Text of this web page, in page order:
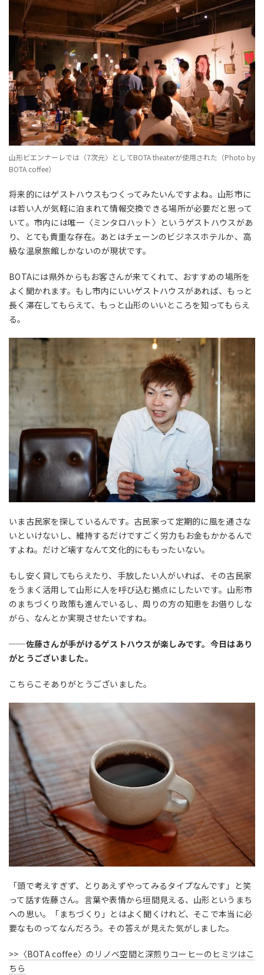
山形ビエンナーレでは〈7次元〉としてBOTA theaterが使用された（Photo by
BOTA coffee）
将来的にはゲストハウスもつくってみたいんですよね。山形市に
は若い人が気軽に泊まれて情報交換できる場所が必要だと思って
いて。市内には唯一〈ミンタロハット〉というゲストハウスがあ
り、とても貴重な存在。あとはチェーンのビジネスホテルか、高
級な温泉旅館しかないのが現状です。
BOTAには県外からもお客さんが来てくれて、おすすめの場所を
よく聞かれます。もし市内にいいゲストハウスがあれば、もっと
長く滞在してもらえて、もっと山形のいいところを知ってもらえ
る。
いま古民家を探しているんです。古民家って定期的に風を通さな
いといけないし、維持するだけですごく労力もお金もかかるんで
すよね。だけど壊すなんて文化的にももったいない。
もし安く貸してもらえたり、手放したい人がいれば、その古民家
をうまく活用して山形に人を呼び込む拠点にしたいです。山形市
のまちづくり政策も進んでいるし、周りの方の知恵をお借りしな
がら、なんとか実現させたいですね。
──佐藤さんが手がけるゲストハウスが楽しみです。今日はあり
がとうございました。
こちらこそありがとうございました。
「頭で考えすぎず、とりあえずやってみるタイプなんです」と笑
って話す佐藤さん。言葉や表情から垣間見える、山形というまち
への思い。「まちづくり」とはよく聞くけれど、そこで本当に必
要なものってなんだろう。その答えが見えた気がしました。
>>〈BOTA coffee〉のリノベ空間と深煎りコーヒーのヒミツはこ
ちら